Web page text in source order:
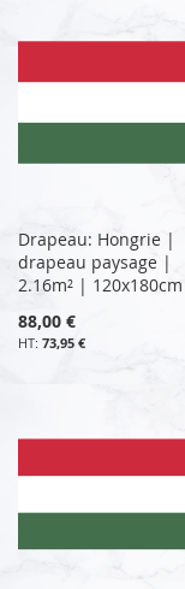
Drapeau: Hongrie |
drapeau paysage |
2.16m² | 120x180cm
88,00 €
73,95 €